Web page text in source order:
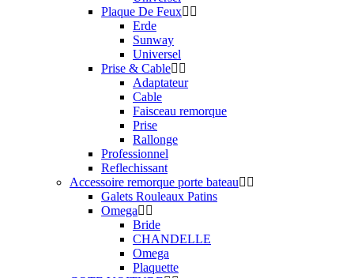
Plaque De Feux
Erde
Sunway
Universel
Prise & Cable
Adaptateur
Cable
Faisceau remorque
Prise
Rallonge
Professionnel
Reflechissant
Accessoire remorque porte bateau
Galets Rouleaux Patins
Omega
Bride
CHANDELLE
Omega
Plaquette